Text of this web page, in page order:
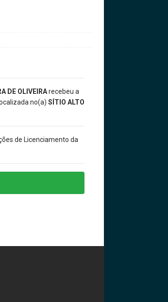
DE OLIVEIRArecebeu a
no(a) SÍTIO ALTO
de Licenciamento da